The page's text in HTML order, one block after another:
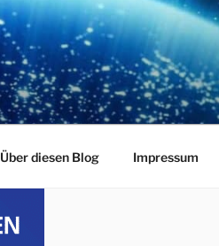
Über diesen Blog Impressum